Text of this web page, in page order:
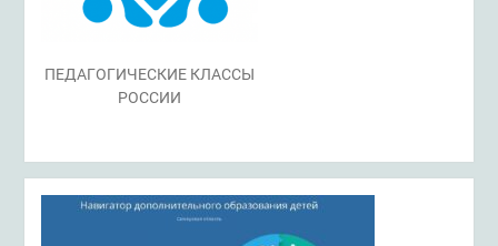
ПЕДАГОГИЧЕСКИЕ КЛАССЫ
РОССИИ